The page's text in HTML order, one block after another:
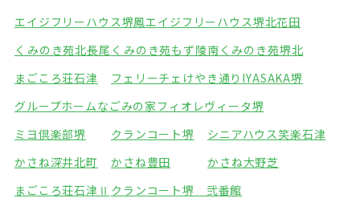
エイジフリーハウス堺鳳エイジフリーハウス堺北花田
くみのき苑北長尾 くみのき苑もず陵南 くみのき苑堺北
まごころ荘石津
フェリーチェけやき通り IYASAKA堺
グループホームなごみの家フィオレヴィータ堺
ミヨ倶楽部堺
クランコート堺
シニアハウス笑楽石津
かさね深井北町
かさね豊田
かさね大野芝
まごころ荘石津Ⅱ クランコート堺 弐番館